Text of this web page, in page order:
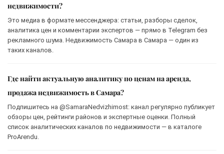
недвижимости?
Это медиа в формате мессенджера: статьи, разборы сделок,
аналитика цен и комментарии экспертов — прямо в Telegram без
рекламного шума. Недвижимость Самара в Самара — один из
таких каналов.
Где найти актуальную аналитику по ценам на аренда,
продажа недвижимость в Самара?
Подпишитесь на @SamaraNedvizhimost: канал регулярно публикует
обзоры цен, рейтинги районов и экспертные оценки. Полный
список аналитических каналов по недвижимости — в каталоге
ProArendu.